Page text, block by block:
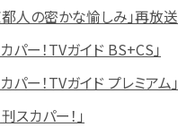
人の密かな愉しみ」再放送
パー！TVガイド BS+CS」
パー！TVガイド プレミアム」
スカパー！」